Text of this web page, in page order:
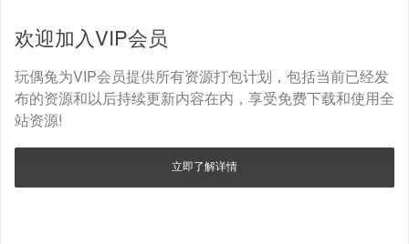
欢迎加入VIP会员
玩偶兔为VIP会员提供所有资源打包计划，包括当前已经发
布的资源和以后持续更新内容在内，享受免费下载和使用全
站资源!
立即了解详情